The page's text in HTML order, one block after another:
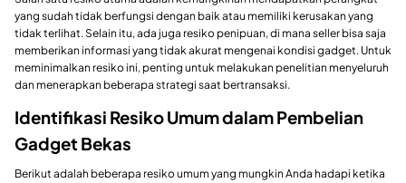
yang sudah tidak berfungsi dengan baik atau memiliki kerusakan yang
tidak terlihat. Selain itu, ada juga resiko penipuan, di mana seller bisa saja
memberikan informasi yang tidak akurat mengenai kondisi gadget. Untuk
meminimalkan resiko ini, penting untuk melakukan penelitian menyeluruh
dan menerapkan beberapa strategi saat bertransaksi.
Identifikasi Resiko Umum dalam Pembelian
Gadget Bekas
Berikut adalah beberapa resiko umum yang mungkin Anda hadapi ketika